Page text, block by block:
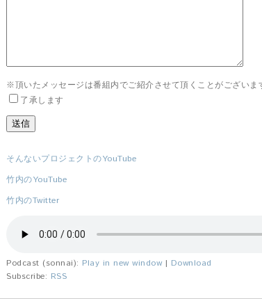
※頂いたメッセージは番組内でご紹介させて頂くことがございま
了承します
そんないプロジェクトのYouTube
竹内のYouTube
竹内のTwitter
Podcast (sonnai): Play in new window| Download
Subscribe: RSS